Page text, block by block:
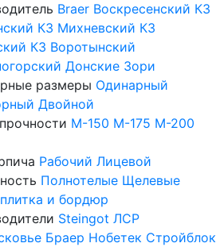
Braer Воскресенский КЗ
КЗ Михневский КЗ
КЗ Воротынский
Донские Зори
размеры Одинарный
Двойной
М-150 М-175 М-200
Рабочий Лицевой
Полнотелые Щелевые
и бордюр
Steingot ЛСР
Браер Нобетек Стройблок